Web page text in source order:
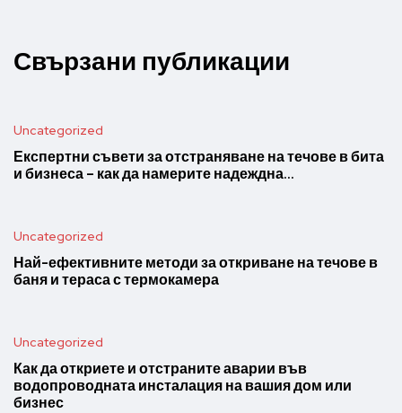
Свързани публикации
Uncategorized
Експертни съвети за отстраняване на течове в бита
и бизнеса – как да намерите надеждна…
Uncategorized
Най-ефективните методи за откриване на течове в
баня и тераса с термокамера
Uncategorized
Как да откриете и отстраните аварии във
водопроводната инсталация на вашия дом или
бизнес